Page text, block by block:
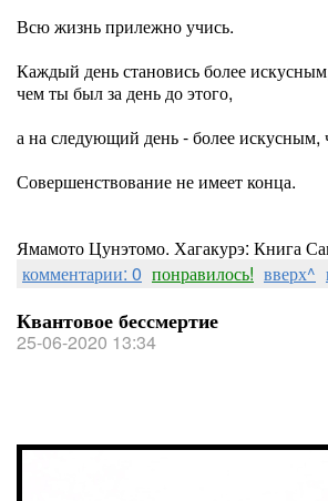
Всю жизнь прилежно учись.
Каждый день становись более
чем ты был за день до этого,
а на следующий день - более искусным,
Совершенствование не имеет конца.
Ямамото Цунэтомо. Хагакурэ: Книга
комментарии: 0 понравилось! вверх^
Квантовое бессмертие
25-06-2020 13:34